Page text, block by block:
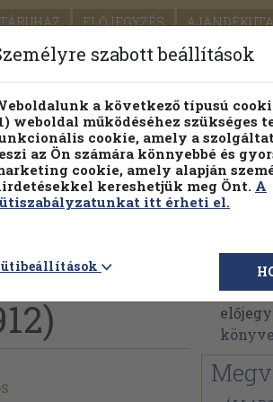
ELŐJEGYZÉS
PILLANATNYI ÁRAINK
Részletes kereső
Návay
szabott beállítások
a következő típusú
weboldal működéséhez szükséges
cookie, amely a
az Ön számára könnyebbé és
cookie, amely alapján
kereshetjük meg Önt. A
itt érheti el.